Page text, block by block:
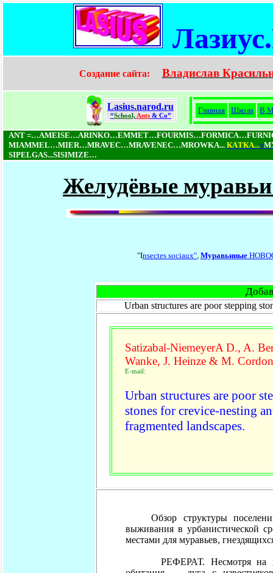
Создание сайта: Владислав
Lasius.narod.ru
“School, Ants& Co”
Главная Школа В
ANT
MIAMMEL…MIER…MRAVEC…MRAVENEC…MROWKA... КAТКA...=
SIPELGAS...SISIMIZE…
Желудёвые муравьи
"Insectes sociaux", Муравьиные
Urban structures are poor stepping
Satizabal-NiemeyerA D., A.
Wanke, J. Heinze & M.
E-mail:
Urban structures are poor
stones for crevice-nesting
fragmented landscapes.
Обзор структуры
выживания в урбанистической
местами для муравьев,
РЕФЕРАТ. Несмотря на